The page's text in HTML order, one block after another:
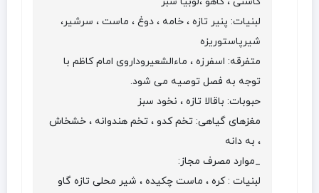
لبنیات: پنیر تازه ، خامه ، دوغ ، ماست ، سرشیر،
شیرپاستوریزه
متفرقه: اسفرزه ، ماءالشعیروداروی امام کاظم با
توجه به فصل توصیه می شود.
حبوبات: باقالا تازه ، نخود سبز
مغزهای گیاهی: تخم کدو ، تخم هندوانه ، خشخاش
، به دانه
_موارد مصرف مجاز:
لبنیات : کره ، ماست چکیده ، شیر محلی تازه گاو